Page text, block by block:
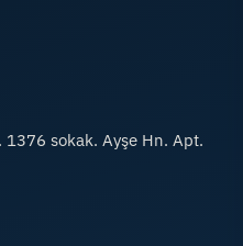
1376 sokak. Ayşe Hn. Apt.